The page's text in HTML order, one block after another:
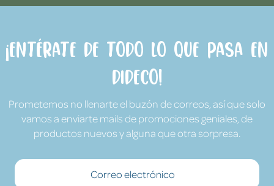
¡Entérate de todo lo que pasa en
Dideco!
Prometemos no llenarte el buzón de correos, así que solo
vamos a enviarte mails de promociones geniales, de
productos nuevos y alguna que otra sorpresa.